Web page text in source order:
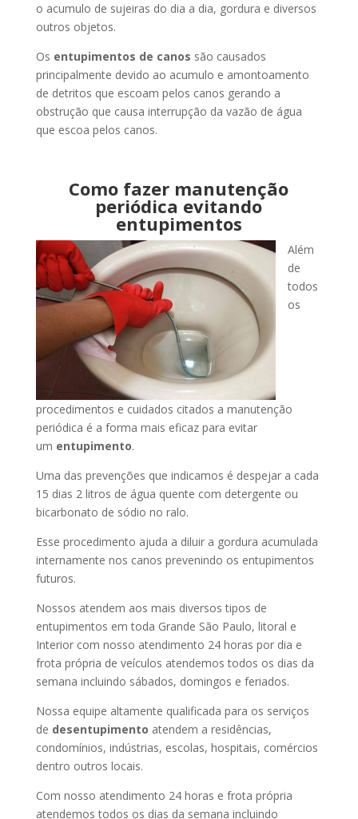
o acumulo de sujeiras do dia a dia, gordura e diversos
outros objetos.
Os entupimentos de canos são causados
principalmente devido ao acumulo e amontoamento
de detritos que escoam pelos canos gerando a
obstrução que causa interrupção da vazão de água
que escoa pelos canos.
Como fazer manutenção
periódica evitando
entupimentos
Além
de
todos
os
procedimentos e cuidados citados a manutenção
periódica é a forma mais eficaz para evitar
um entupimento.
Uma das prevenções que indicamos é despejar a cada
15 dias 2 litros de água quente com detergente ou
bicarbonato de sódio no ralo.
Esse procedimento ajuda a diluir a gordura acumulada
internamente nos canos prevenindo os entupimentos
futuros.
Nossos atendem aos mais diversos tipos de
entupimentos em toda Grande São Paulo, litoral e
Interior com nosso atendimento 24 horas por dia e
frota própria de veículos atendemos todos os dias da
semana incluindo sábados, domingos e feriados.
Nossa equipe altamente qualificada para os serviços
de desentupimento atendem a residências,
condomínios, indústrias, escolas, hospitais, comércios
dentro outros locais.
Com nosso atendimento 24 horas e frota própria
atendemos todos os dias da semana incluindo